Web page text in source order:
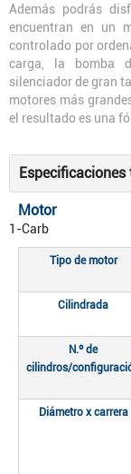
Además podrás
encuentran en un
controlado por
carga, la bomba
silenciador de gran
motores más
el resultado es una
Especificaciones
Motor
1-Carb
Tipo de motor
Cilindrada
N.º de
cilindros/
Diámetro x carrera